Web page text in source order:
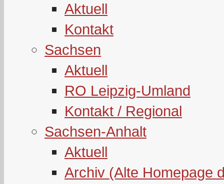
Aktuell
Kontakt
Sachsen
Aktuell
RO Leipzig-Umland
Kontakt / Regional
Sachsen-Anhalt
Aktuell
Archiv (Alte Homepage